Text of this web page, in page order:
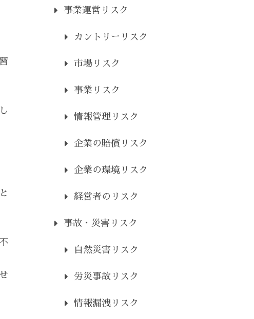
事業運営リスク
カントリーリスク
市場リスク
事業リスク
情報管理リスク
企業の賠償リスク
企業の環境リスク
経営者のリスク
事故・災害リスク
自然災害リスク
労災事故リスク
情報漏洩リスク